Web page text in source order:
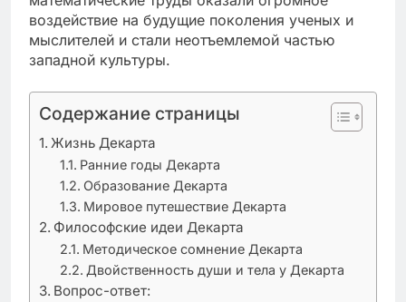
воздействие на будущие поколения ученых и
мыслителей и стали неотъемлемой частью
западной культуры.
Содержание страницы
Жизнь Декарта
Ранние годы Декарта
Образование Декарта
Мировое путешествие Декарта
Философские идеи Декарта
Методическое сомнение Декарта
Двойственность души и тела у Декарта
Вопрос-ответ: